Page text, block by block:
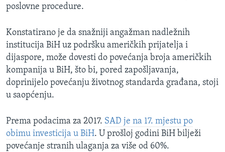
poslovne procedure.
Konstatirano je da snažniji angažman nadležnih
institucija BiH uz podršku američkih prijatelja i
dijaspore, može dovesti do povećanja broja američkih
kompanija u BiH, što bi, pored zapošljavanja,
doprinijelo povećanju životnog standarda građana, stoji
u saopćenju.
Prema podacima za 2017. SAD je na 17. mjestu po
obimu investicija u BiH. U prošloj godini BiH bilježi
povećanje stranih ulaganja za više od 60%.